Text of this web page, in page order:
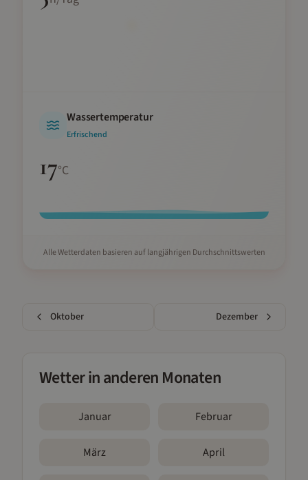
Wassertemperatur
Erfrischend
17°C
Alle Wetterdaten basieren auf langjährigen Durchschnittswerten
Oktober Dezember
Wetter in anderen Monaten
Januar Februar
März April